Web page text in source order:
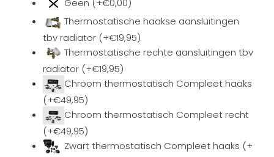
Geen (+€0,00)
Thermostatische haakse aansluitingen
tbv radiator (+€19,95)
Thermostatische rechte aansluitingen tbv
radiator (+€19,95)
Chroom thermostatisch Compleet haaks
(+€49,95)
Chroom thermostatisch Compleet recht
(+€49,95)
Zwart thermostatisch Compleet haaks (+